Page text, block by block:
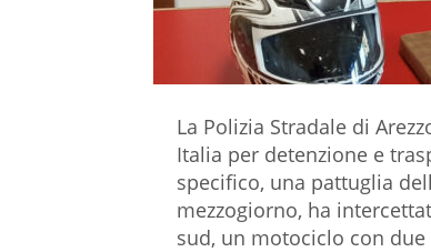
La Polizia Stradale di
Italia per detenzione e
specifico, una pattuglia
mezzogiorno, ha
sud, un motociclo con